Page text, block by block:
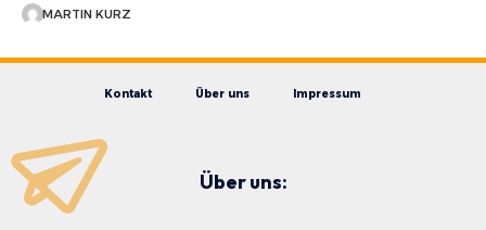
MARTIN KURZ
Kontakt Über uns Impressum
Über uns: